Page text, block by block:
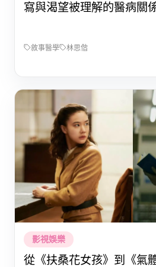
寫與渴望被理解的醫病關
敘事醫學 林思偕
影視娛樂
從《扶桑花女孩》到《氣